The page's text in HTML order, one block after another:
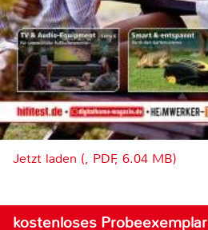
Jetzt laden (, PDF, 6.04 MB)
kostenloses Probeexemplar